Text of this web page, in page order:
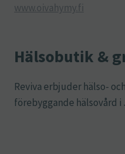
www.oivahymy.fi
Hälsobutik &
Reviva erbjuder hälso-
förebyggande hälsovård